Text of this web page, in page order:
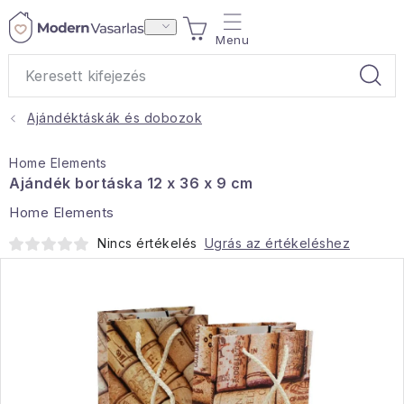
Ugrás
KOSÁR
Ajándékok
Otthoni illatok
Hobbi és kert
Ajándéktáskák és dobozok
Home Elements
Ajándék bortáska 12 x 36 x 9 cm
Home Elements
Nincs értékelés Ugrás az értékeléshez